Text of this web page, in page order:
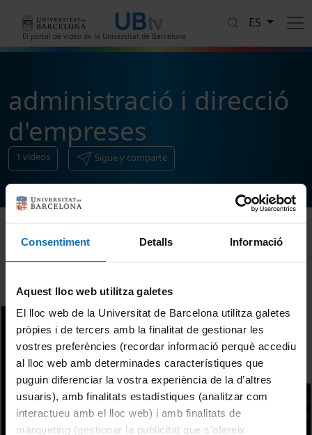
Consentiment Detalls Informació
Aquest lloc web utilitza galetes
El lloc web de la Universitat de Barcelona utilitza galetes
pròpies i de tercers amb la finalitat de gestionar les
vostres preferències (recordar informació perquè accediu
al lloc web amb determinades característiques que
puguin diferenciar la vostra experiència de la d’altres
usuaris), amb finalitats estadístiques (analitzar com
interactueu amb el lloc web) i amb finalitats de
màrqueting (gestionar la publicitat que s’ofereix
El portal de vídeo de la Universitat de Barcelona
ES
administració i direcció
d'empreses
1 vídeos Sigue y comparte
Ordenar